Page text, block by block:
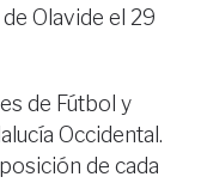
Olavide el 29
de Fútbol y
Occidental.
de cada